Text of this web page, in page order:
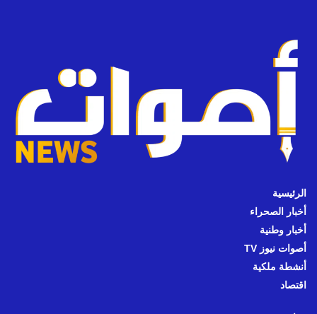
الرئيسية
أخبار الصحراء
أخبار وطنية
أصوات نيوز TV
أنشطة ملكية
اقتصاد